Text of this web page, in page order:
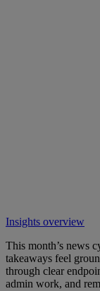
Insights overview
This month’s news
takeaways feel
through clear
admin work, and